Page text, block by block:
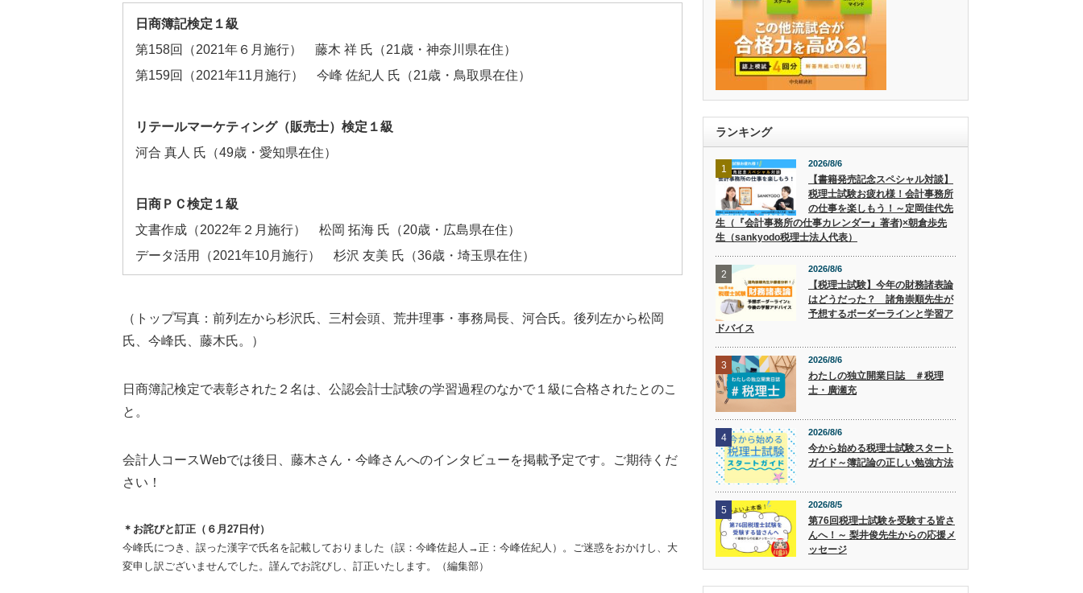
日商簿記検定１級
第158回（2021年６月施行） 藤木 祥 氏（21歳・神奈川県在住）
第159回（2021年11月施行） 今峰 佐紀人 氏（21歳・鳥取県在住）
リテールマーケティング（販売士）検定１級
河合 真人 氏（49歳・愛知県在住）
日商ＰＣ検定１級
文書作成（2022年２月施行） 松岡 拓海 氏（20歳・広島県在住）
データ活用（2021年10月施行） 杉沢 友美 氏（36歳・埼玉県在住）
（トップ写真：前列左から杉沢氏、三村会頭、荒井理事・事務局長、河合氏。後列左から松岡
氏、今峰氏、藤木氏。）
日商簿記検定で表彰された２名は、公認会計士試験の学習過程のなかで１級に合格されたとのこ
と。
会計人コースWebでは後日、藤木さん・今峰さんへのインタビューを掲載予定です。ご期待くだ
さい！
＊お詫びと訂正（６月27日付）
今峰氏につき、誤った漢字で氏名を記載しておりました（誤：今峰佐起人→正：今峰佐紀人）。ご迷惑をおかけし、大
変申し訳ございませんでした。謹んでお詫びし、訂正いたします。（編集部）
ランキング
1 2026/8/6
【書籍発売記念スペシャル対談】
税理士試験お疲れ様！会計事務所
の仕事を楽しもう！～定岡佳代先
生（『会計事務所の仕事カレンダー』著者)×朝倉歩先
生（sankyodo税理士法人代表）
2 2026/8/6
【税理士試験】今年の財務諸表論
はどうだった？ 諸角崇順先生が
予想するボーダーラインと学習ア
ドバイス
3 2026/8/6
わたしの独立開業日誌 ＃税理
士・廣瀬充
4 2026/8/6
今から始める税理士試験スタート
ガイド～簿記論の正しい勉強方法
5 2026/8/5
第76回税理士試験を受験する皆さ
んへ！～ 梨井俊先生からの応援メ
ッセージ